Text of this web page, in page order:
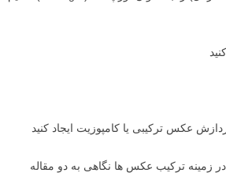
زمینه ترکیب عکس ها نگاهی به دو مقاله